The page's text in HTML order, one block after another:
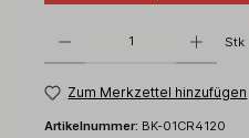
Stk
Zum Merkzettel hinzufügen
Artikelnummer: BK-01CR4120